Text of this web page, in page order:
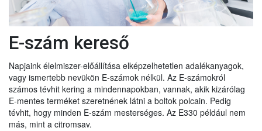
E-szám kereső
Napjaink élelmiszer-előállítása elképzelhetetlen adalékanyagok,
vagy ismertebb nevükön E-számok nélkül. Az E-számokról
számos tévhit kering a mindennapokban, vannak, akik kizárólag
E-mentes terméket szeretnének látni a boltok polcain. Pedig
tévhit, hogy minden E-szám mesterséges. Az E330 például nem
más, mint a citromsav.